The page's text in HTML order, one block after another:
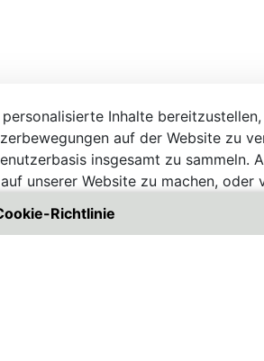
Richtlinie
Inhalte
auf der Website zu
insgesamt zu sammeln.
unserer Website zu machen, oder